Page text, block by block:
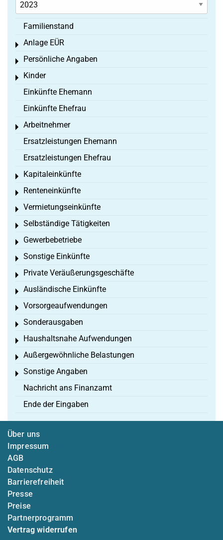
Familienstand
Anlage EÜR
Toggle menu
Persönliche Angaben
Toggle menu
Kinder
Toggle menu
Einkünfte Ehemann
Einkünfte Ehefrau
Arbeitnehmer
Toggle menu
Ersatzleistungen Ehemann
Ersatzleistungen Ehefrau
Kapitaleinkünfte
Toggle menu
Renteneinkünfte
Toggle menu
Vermietungseinkünfte
Toggle menu
Selbständige Tätigkeiten
Toggle menu
Gewerbebetriebe
Toggle menu
Sonstige Einkünfte
Toggle menu
Private Veräußerungsgeschäfte
Toggle menu
Ausländische Einkünfte
Toggle menu
Vorsorgeaufwendungen
Toggle menu
Sonderausgaben
Toggle menu
Haushaltsnahe Aufwendungen
Toggle menu
Außergewöhnliche Belastungen
Toggle menu
Sonstige Angaben
Toggle menu
Nachricht ans Finanzamt
Ende der Eingaben
Über uns
Impressum
AGB
Datenschutz
Barrierefreiheit
Presse
Preise
Partnerprogramm
Vertrag widerrufen